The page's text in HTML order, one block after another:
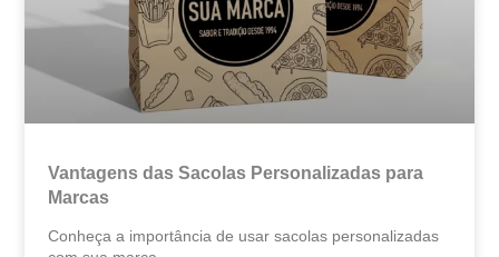
Vantagens das Sacolas Personalizadas para
Marcas
Conheça a importância de usar sacolas personalizadas